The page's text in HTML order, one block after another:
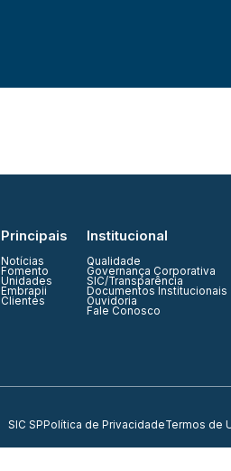
Principais
Notícias
Fomento
Unidades
Embrapii
Clientes
Institucional
Qualidade
Governança Corporativa
SIC/Transparência
Documentos Institucionais
Ouvidoria
Fale Conosco
SIC SPPolítica de PrivacidadeTermos de